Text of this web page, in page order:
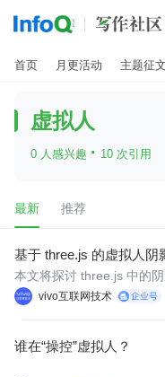
首页 月更活动 主题征文
虚拟人
0 人感兴趣 · 10 次引用
最新 推荐
基于 three.js 的虚拟人阴
vivo互联网技术
本文将探讨 three.js 中的
果优化的实用技巧，帮助
谁在“操控”虚拟人？